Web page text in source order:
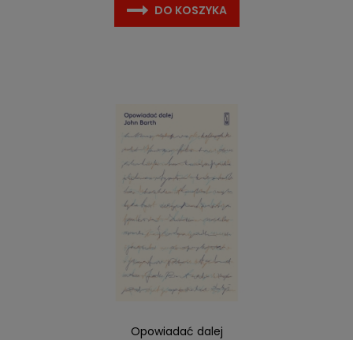
DO KOSZYKA
Opowiadać dalej